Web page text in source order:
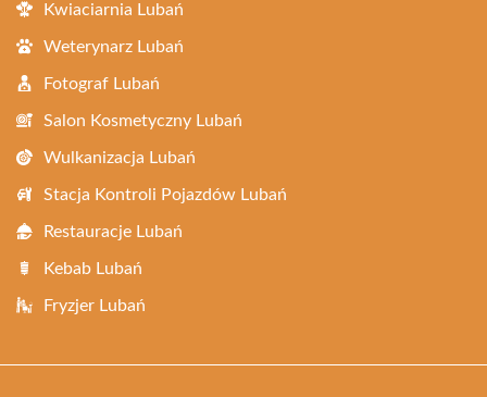
Kwiaciarnia Lubań
Weterynarz Lubań
Fotograf Lubań
Salon Kosmetyczny Lubań
Wulkanizacja Lubań
Stacja Kontroli Pojazdów Lubań
Restauracje Lubań
Kebab Lubań
Fryzjer Lubań